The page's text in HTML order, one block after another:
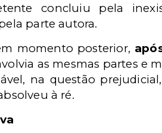
concluiu pela
parte autora.
momento posterior,
as mesmas partes e
na questão
à ré.